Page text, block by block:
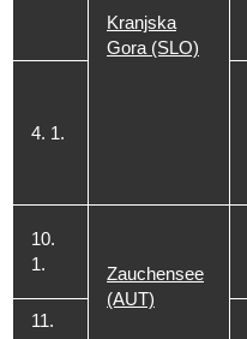
Kranjska
Gora (SLO)
4. 1.
10.
1.
Zauchensee
(AUT)
11.